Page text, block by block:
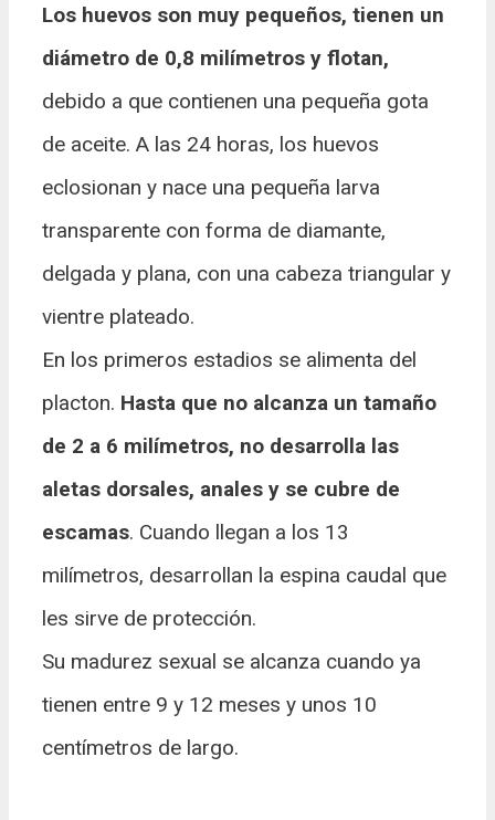
Los huevos son muy pequeños, tienen un
diámetro de 0,8 milímetros y flotan,
debido a que contienen una pequeña gota
de aceite. A las 24 horas, los huevos
eclosionan y nace una pequeña larva
transparente con forma de diamante,
delgada y plana, con una cabeza triangular y
vientre plateado.
En los primeros estadios se alimenta del
placton. Hasta que no alcanza un tamaño
de 2 a 6 milímetros, no desarrolla las
aletas dorsales, anales y se cubre de
escamas. Cuando llegan a los 13
milímetros, desarrollan la espina caudal que
les sirve de protección.
Su madurez sexual se alcanza cuando ya
tienen entre 9 y 12 meses y unos 10
centímetros de largo.